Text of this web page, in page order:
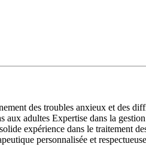
des troubles anxieux et des
adultes Expertise dans la
expérience dans le traitement
personnalisée et